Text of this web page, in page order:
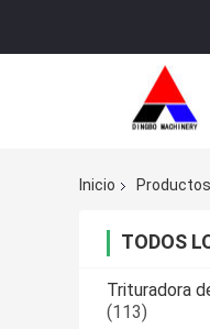
Inicio Productos
TODOS
Trituradora
(113)